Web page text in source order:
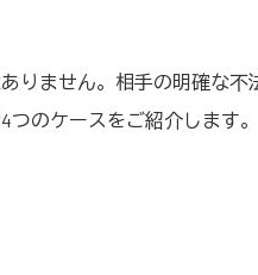
りません。相手の明確な
のケースをご紹介します。